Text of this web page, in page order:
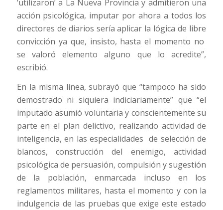
‘utilizaron’ a La Nueva Provincia y admitieron una
acción psicológica, imputar por ahora a todos los
directores de diarios sería aplicar la lógica de libre
convicción ya que, insisto, hasta el momento no
se valoró elemento alguno que lo acredite”,
escribió.
En la misma línea, subrayó que “tampoco ha sido
demostrado ni siquiera indiciariamente” que “el
imputado asumió voluntaria y conscientemente su
parte en el plan delictivo, realizando actividad de
inteligencia, en las especialidades de selección de
blancos, construcción del enemigo, actividad
psicológica de persuasión, compulsión y sugestión
de la población, enmarcada incluso en los
reglamentos militares, hasta el momento y con la
indulgencia de las pruebas que exige este estado